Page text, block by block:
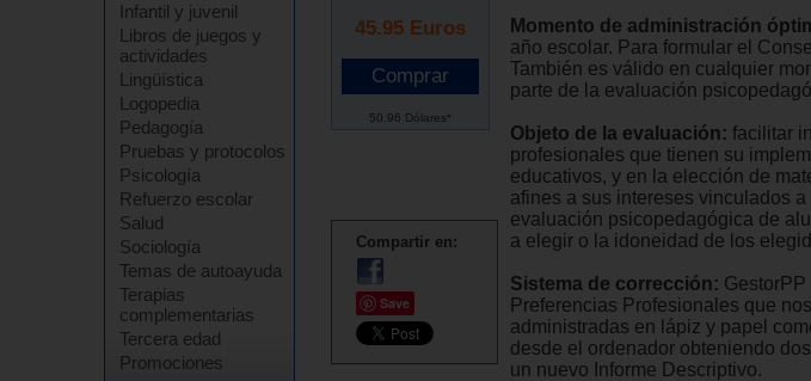
Infantil y juvenil
Libros de juegos y
actividades
Lingüística
Logopedia
Pedagogía
Pruebas y protocolos
Psicología
Refuerzo escolar
Salud
Sociología
Temas de autoayuda
Terapias
complementarias
Tercera edad
Promociones
45.95 Euros
50.96 Dólares*
Compartir en:
Save
Momento de administración
año escolar. Para formular el
También es válido en cualquier
parte de la evaluación
Objeto de la evaluación: facilitar
profesionales que tienen su
educativos, y en la elección de
afines a sus intereses vinculados
evaluación psicopedagógica de
a elegir o la idoneidad de los
Sistema de corrección:
Preferencias Profesionales que
administradas en lápiz y papel
desde el ordenador obteniendo
un nuevo Informe Descriptivo.